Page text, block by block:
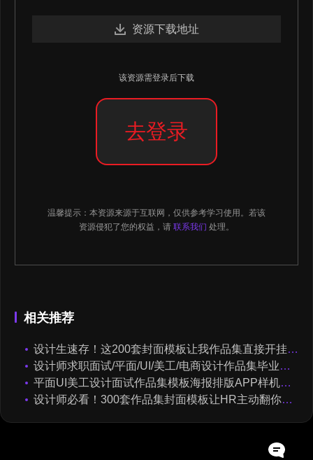
资源下载地址
该资源需登录后下载
去登录
温馨提示：本资源来源于互联网，仅供参考学习使用。若该
资源侵犯了您的权益，请 联系我们 处理。
相关推荐
设计生速存！这200套封面模板让我作品集直接开挂（思酷素材原创）
设计师求职面试/平面/UI/美工/电商设计作品集毕业设计模板PS素材
平面UI美工设计面试作品集模板海报排版APP样机矢量XD Sketch模板
设计师必看！300套作品集封面模板让HR主动翻你作品集（思酷素材原创）